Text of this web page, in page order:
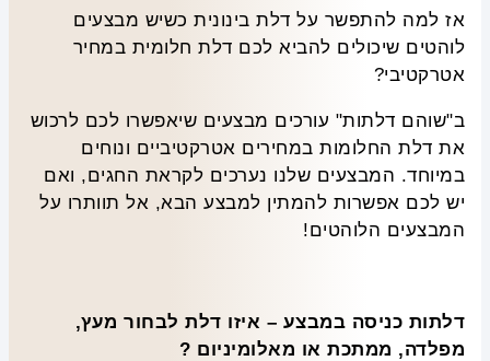
אז למה להתפשר על דלת בינונית כשיש מבצעים
לוהטים שיכולים להביא לכם דלת חלומית במחיר
אטרקטיבי?
ב"שוהם דלתות" עורכים מבצעים שיאפשרו לכם לרכוש
את דלת החלומות במחירים אטרקטיביים ונוחים
במיוחד. המבצעים שלנו נערכים לקראת החגים, ואם
יש לכם אפשרות להמתין למבצע הבא, אל תוותרו על
המבצעים הלוהטים!
דלתות כניסה במבצע – איזו דלת לבחור מעץ,
מפלדה, ממתכת או מאלומיניום ?